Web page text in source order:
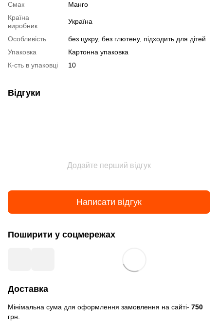
Смак
Манго
Країна
виробник
Україна
Особливість
без цукру, без глютену, підходить для дітей
Упаковка
Картонна упаковка
К-сть в упаковці
10
Відгуки
Додайте перший відгук
Написати відгук
Поширити у соцмережах
Доставка
Мінімальна сума для оформлення замовлення на сайті- 750
грн.